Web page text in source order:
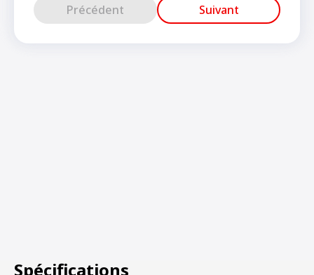
Précédent Suivant
Spécifications